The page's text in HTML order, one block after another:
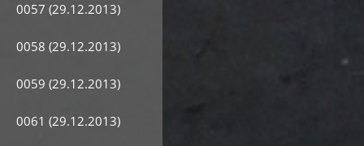
0057 (29.12.2013)
0058 (29.12.2013)
0059 (29.12.2013)
0061 (29.12.2013)